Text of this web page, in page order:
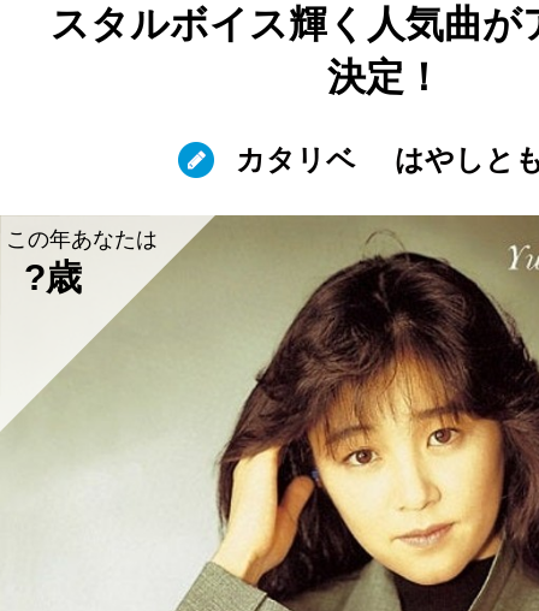
スタルボイス輝く人気曲が
決定！
カタリベ はやしと
この年あなたは
?歳